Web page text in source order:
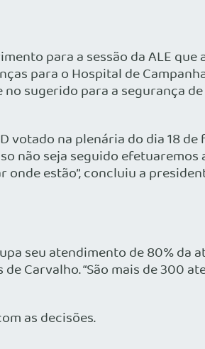
para a sessão da ALE que
para o Hospital de
sugerido para a segurança de
na plenária do dia 18 de
não seja seguido
estão”, concluiu a
seu atendimento de 80% da
Carvalho. “São mais de 300
as decisões.